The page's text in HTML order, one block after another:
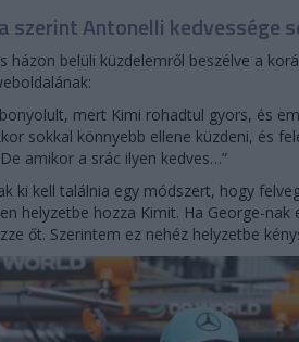
szerint Antonelli kedvessége
házon belüli küzdelemről beszélve a
mert Kimi rohadtul gyors, és
sokkal könnyebb ellene küzdeni, és
amikor a srác ilyen kedves…”
ki kell találnia egy módszert, hogy
helyzetbe hozza Kimit. Ha George-
őt. Szerintem ez nehéz helyzetbe